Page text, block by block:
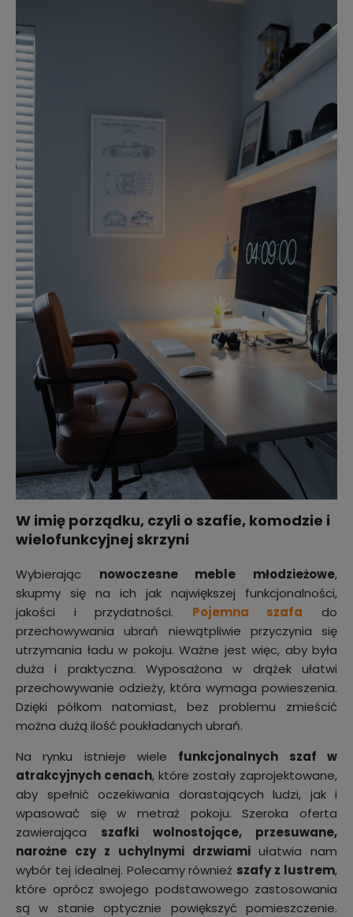
W imię porządku, czyli o szafie, komodzie i
wielofunkcyjnej skrzyni
Wybierając nowoczesne meble młodzieżowe,
skupmy się na ich jak największej funkcjonalności,
jakości i przydatności. Pojemna szafa do
przechowywania ubrań niewątpliwie przyczynia się
utrzymania ładu w pokoju. Ważne jest więc, aby była
duża i praktyczna. Wyposażona w drążek ułatwi
przechowywanie odzieży, która wymaga powieszenia.
Dzięki półkom natomiast, bez problemu zmieścić
można dużą ilość poukładanych ubrań.
Na rynku istnieje wiele funkcjonalnych szaf w
atrakcyjnych cenach, które zostały zaprojektowane,
aby spełnić oczekiwania dorastających ludzi, jak i
wpasować się w metraż pokoju. Szeroka oferta
zawierająca szafki wolnostojące, przesuwane,
narożne czy z uchylnymi drzwiami ułatwia nam
wybór tej idealnej. Polecamy również szafy z lustrem,
które oprócz swojego podstawowego zastosowania
są w stanie optycznie powiększyć pomieszczenie.